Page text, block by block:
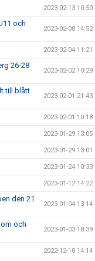
2023-02-13 10:50
och
2023-02-08 14:52
2023-02-04 11:21
26-28
2023-02-02 10:29
till blått
2023-02-01 21:43
2023-02-01 10:18
2023-01-29 13:05
2023-01-29 13:01
2023-01-24 10:33
2023-01-12 14:22
den 21
2023-01-04 13:14
och
2023-01-03 18:39
2022-12-18 14:14